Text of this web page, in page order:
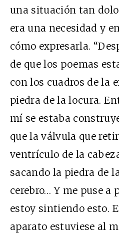
una situación tan
era una necesidad y
cómo expresarla.
de que los poemas
con los cuadros de la
piedra de la locura.
mí se estaba
que la válvula que
ventrículo de la
sacando la piedra de
cerebro… Y me puse a
estoy sintiendo esto.
aparato estuviese al